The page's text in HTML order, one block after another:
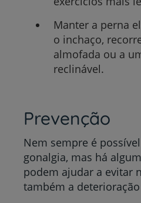
Manter a perna
o inchaço,
almofada ou a
reclinável.
Prevenção
Nem sempre é
gonalgia, mas há
podem ajudar a evitar
também a